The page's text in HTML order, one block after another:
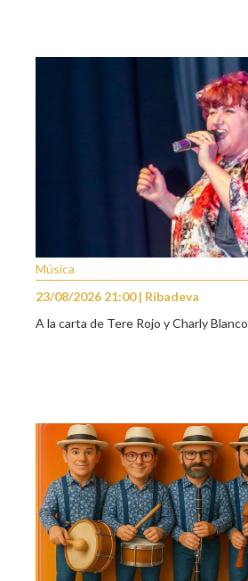
Música
23/08/2026 21:00 | Ribadeva
A la carta de Tere Rojo y Charly Blanco